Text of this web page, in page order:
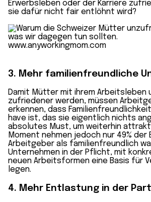
Erwerbsleben oder der Karriere
sie dafür nicht fair entlöhnt wird?
3. Mehr familienfreundliche
Damit Mütter mit ihrem Arbeitsleben
zufriedener werden, müssen
erkennen, dass
have ist, das sie eigentlich nichts
absolutes Must, um weiterhin
Moment nehmen jedoch nur 49%
Arbeitgeber als familienfreundlich
Unternehmen in der Pflicht, mit
neuen Arbeitsformen eine Basis für
legen.
4. Mehr Entlastung in der